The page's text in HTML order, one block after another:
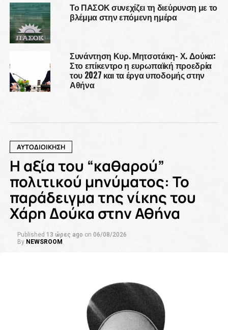
Το ΠΑΣΟΚ συνεχίζει τη διεύρυνση με το
βλέμμα στην επόμενη ημέρα
Συνάντηση Κυρ. Μητσοτάκη- Χ. Δούκα:
Στο επίκεντρο η ευρωπαϊκή προεδρία
του 2027 και τα έργα υποδομής στην
Αθήνα
ΑΥΤΟΔΙΟΙΚΗΣΗ
Η αξία του “καθαρού”
πολιτικού μηνύματος: Το
παράδειγμα της νίκης του
Χάρη Δούκα στην Αθήνα
Published 13 ώρες ago on 06/08/2026
By NEWSROOM